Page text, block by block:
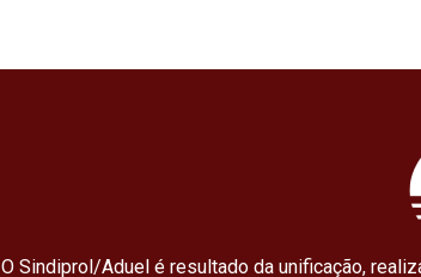
O Sindiprol/Aduel é resultado da unificação,